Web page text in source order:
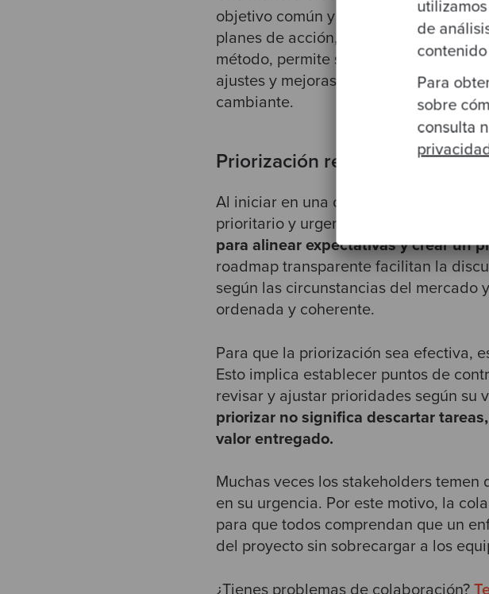
de
Para
sobre
consulta
objetivo común y del camino a seguir
planes de acción,
promoviendo un
método, permite satisfacer
ajustes y mejoras continuas, y
cambiante.
Priorización realista,
Al iniciar en una organización o
prioritario y urgente. En estos casos,
para alinear expectativas y crear un
roadmap transparente facilitan la
según las circunstancias del mercado
ordenada y coherente.
Para que la priorización sea efectiva,
Esto implica establecer puntos de
revisar y ajustar prioridades según su
priorizar no significa descartar
valor entregado.
Muchas veces los stakeholders
en su urgencia. Por este motivo, la
para que todos comprendan que un
del proyecto sin sobrecargar a los
¿Tienes problemas de colaboración?